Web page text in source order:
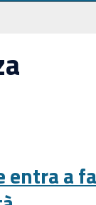
entra a